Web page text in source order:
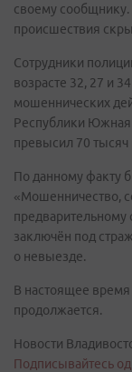
своему
происшествия
Сотрудники
возрасте 32, 27 и
мошеннических
Республики
превысил 70 тысяч
По данному факту
«Мошенничество,
заключён под
о невыезде.
В настоящее время
продолжается.
Новости
Подписывайтесь